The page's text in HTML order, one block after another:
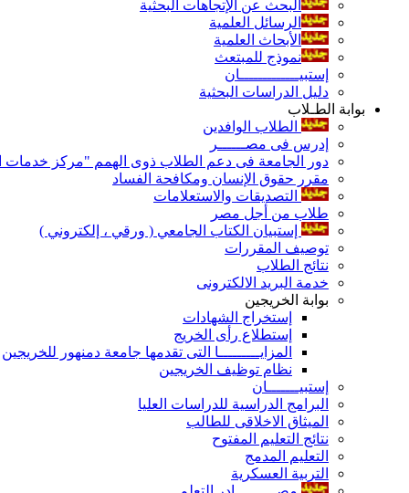
البحث عن الإتجاهات البحثية
الرسائل العلمية
الأبحاث العلمية
نموذج للمبتعث
إستبيـــــــــــــان
دليل الدراسات البحثية
بوابة الطـلاب
الطلاب الوافدين
إدرس فى مصــــــر
دور الجامعة فى دعم الطلاب ذوى الهمم "مركز خدمات
مقرر حقوق الإنسان ومكافحة الفساد
التصديقات والاستعلامات
طلاب من أجل مصر
إستبيان الكتاب الجامعي ( ورقي ، إلكتروني )
توصيف المقررات
نتائج الطلاب
خدمة البريد الالكترونى
بوابة الخريجين
إستخراج الشهادات
إستطلاع رأى الخريج
المزايـــــــــا التى تقدمها جامعة دمنهور للخريجين
نظام توظيف الخريجين
إستبيـــــــان
البرامج الدراسية للدراسات العليا
الميثاق الاخلاقى للطالب
نتائج التعليم المفتوح
التعليم المدمج
التربية العسكرية